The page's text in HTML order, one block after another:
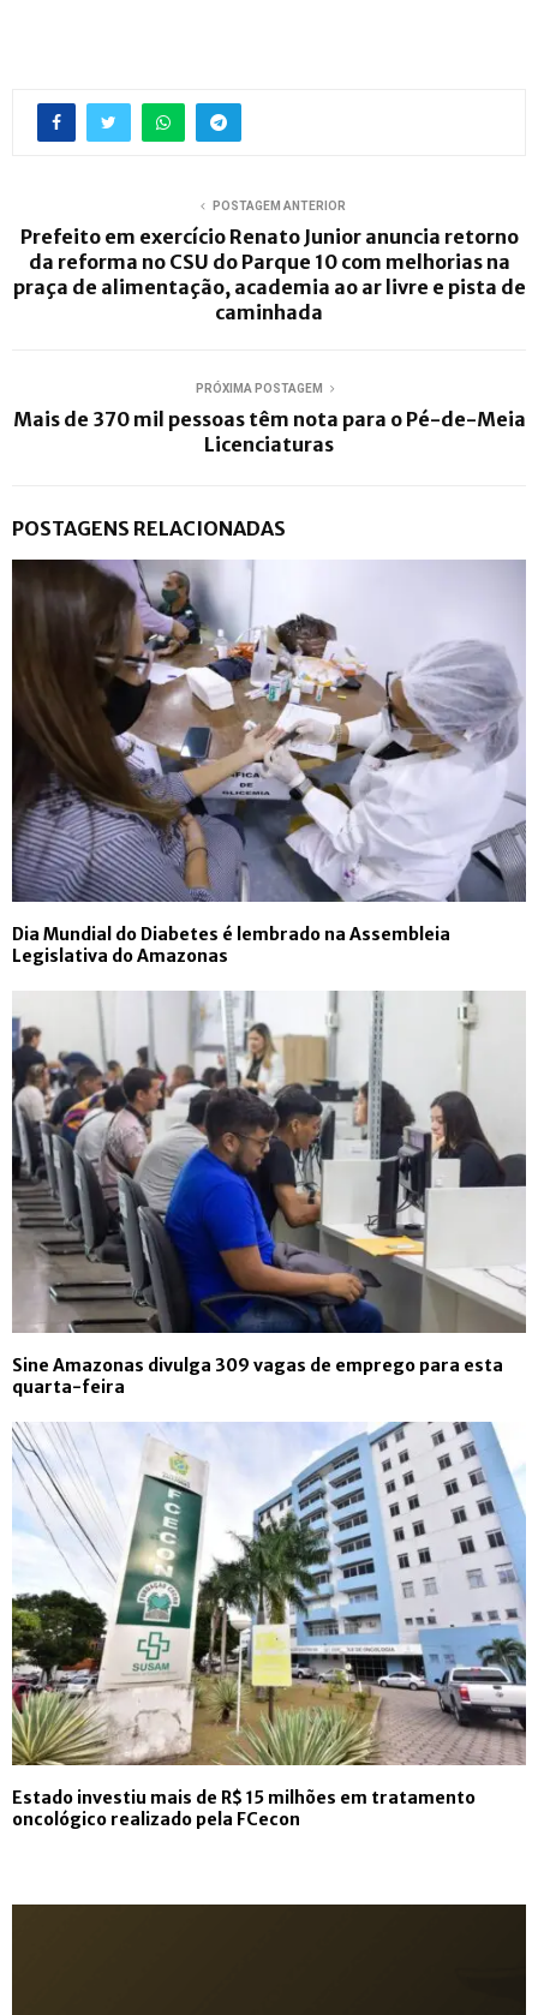
POSTAGEM ANTERIOR
Prefeito em exercício Renato Junior anuncia retorno
da reforma no CSU do Parque 10 com melhorias na
praça de alimentação, academia ao ar livre e pista de
caminhada
PRÓXIMA POSTAGEM
Mais de 370 mil pessoas têm nota para o Pé-de-Meia
Licenciaturas
POSTAGENS RELACIONADAS
Dia Mundial do Diabetes é lembrado na Assembleia
Legislativa do Amazonas
Sine Amazonas divulga 309 vagas de emprego para esta
quarta-feira
Estado investiu mais de R$ 15 milhões em tratamento
oncológico realizado pela FCecon